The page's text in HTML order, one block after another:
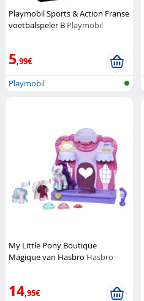
Playmobil Sports & Action Franse
voetbalspeler B Playmobil
5,99€
Playmobil
My Little Pony Boutique
Magique van Hasbro Hasbro
14,95€